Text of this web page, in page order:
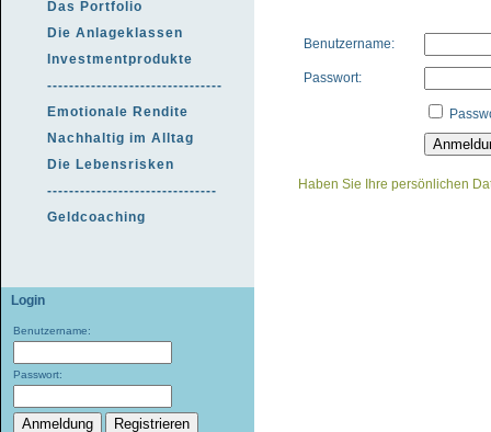
Das Portfolio
Die Anlageklassen
Investmentprodukte
--------------------------------
Emotionale Rendite
Nachhaltig im Alltag
Die Lebensrisken
-------------------------------
Geldcoaching
Login
Benutzername:
Passwort:
Benutzername:
Passwort:
Haben Sie Ihre persönlichen